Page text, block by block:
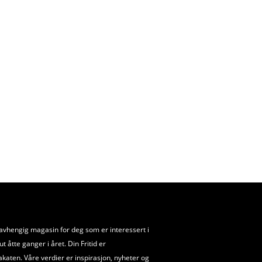
magasin for deg som er interessert i
åtte ganger i året. Din Fritid er
Våre verdier er inspirasjon, nyheter og